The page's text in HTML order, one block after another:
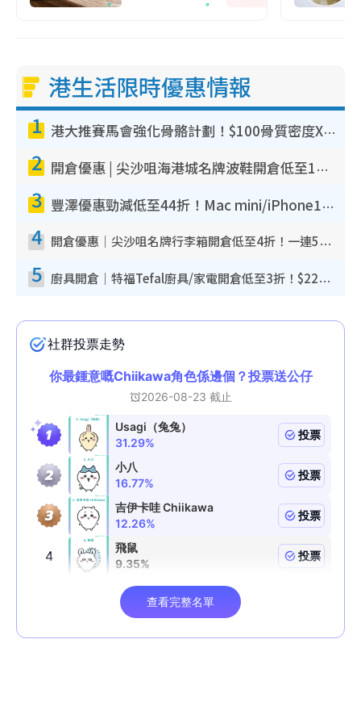
港生活限時優惠情報
1 港大推賽馬會強化骨骼計劃！$100骨質密度X光檢查 完成免費運動訓練送超市禮券！附參加資格
2 開倉優惠 | 尖沙咀海港城名牌波鞋開倉低至1折！On鞋$899起／Joy&Peace鞋履$98起
3 豐澤優惠勁減低至44折！Mac mini/iPhone17Pro大減價！廚房家電$220起
4 開倉優惠｜尖沙咀名牌行李箱開倉低至4折！一連5日 American Tourister/ace./Hallmark $200起！
5 廚具開倉｜特福Tefal廚具/家電開倉低至3折！$220起買平底鍋/炒鑊/湯煲！電飯煲/吸塵機/燙斗$418起